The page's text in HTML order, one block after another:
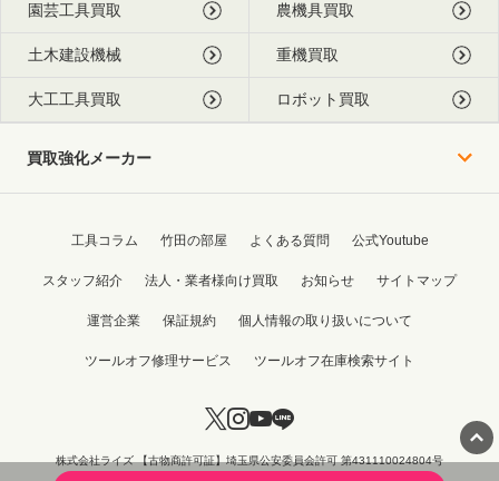
園芸工具買取 農機具買取
土木建設機械 重機買取
大工工具買取 ロボット買取
買取強化メーカー
工具コラム 竹田の部屋 よくある質問 公式Youtube
スタッフ紹介 法人・業者様向け買取 お知らせ サイトマップ
運営企業 保証規約 個人情報の取り扱いについて
ツールオフ修理サービス ツールオフ在庫検索サイト
株式会社ライズ 【古物商許可証】埼玉県公安委員会許可 第431110024804号